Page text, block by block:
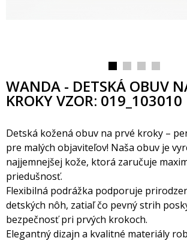
WANDA - DETSKÁ OBUV
KROKY VZOR: 019_103010
Detská kožená obuv na prvé kroky –
pre malých objaviteľov! Naša obuv je
najjemnejšej kože, ktorá zaručuje
priedušnosť.
Flexibilná podrážka podporuje
detských nôh, zatiaľ čo pevný strih
bezpečnosť pri prvých krokoch.
Elegantný dizajn a kvalitné materiály